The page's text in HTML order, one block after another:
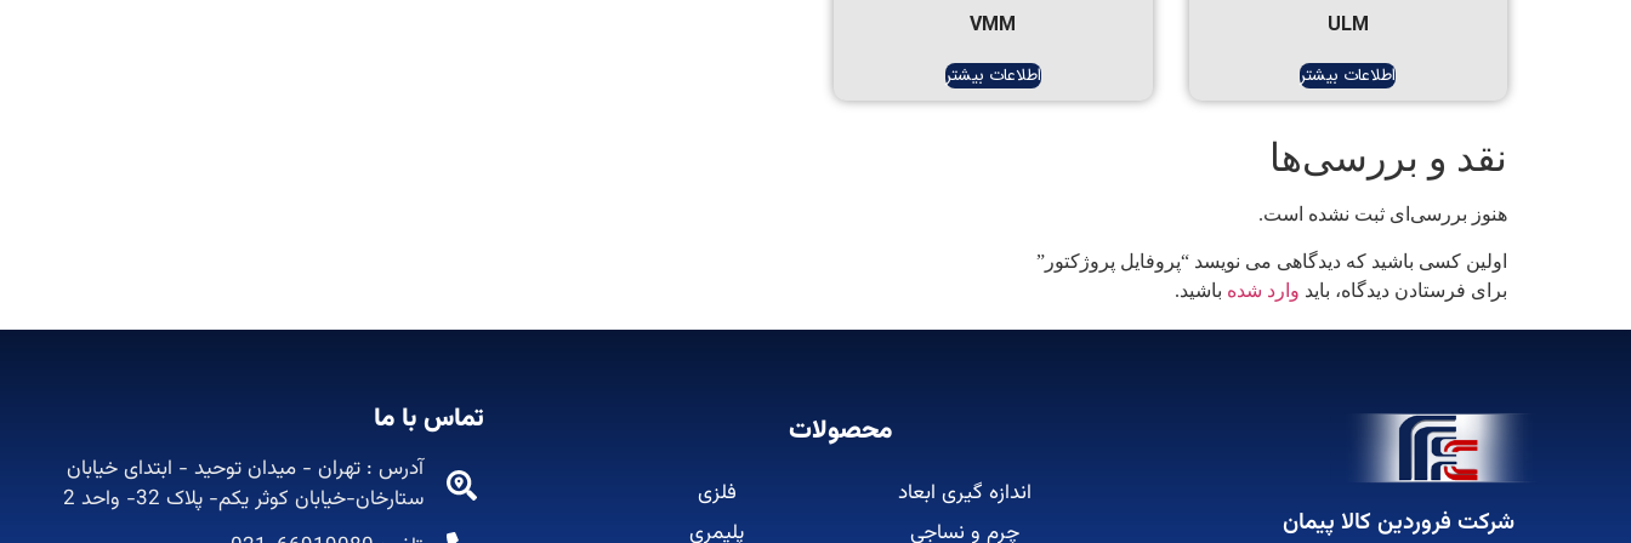
ULM
اطلاعات بیشتر
VMM
اطلاعات بیشتر
نقد و بررسی‌ها
هنوز بررسی‌ای ثبت نشده است.
اولین کسی باشید که دیدگاهی می نویسد “پروفایل پروژکتور”
برای فرستادن دیدگاه، باید وارد شده باشید.
شرکت فروردین کالا پیمان
محصولات
اندازه گیری ابعاد
چرم و نساجی
فلزی
پلیمری
آدرس : تهران - میدان توحید - ابتدای خیابان
ستارخان-خیابان کوثر یکم- پلاک 32- واحد 2
تماس با ما